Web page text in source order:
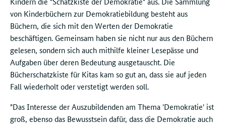
von Kinderbüchern zur Demokratiebildung besteht aus
Büchern, die sich mit den Werten der Demokratie
beschäftigen. Gemeinsam haben sie nicht nur aus den Büchern
gelesen, sondern sich auch mithilfe kleiner Lesepässe und
Aufgaben über deren Bedeutung ausgetauscht. Die
Bücherschatzkiste für Kitas kam so gut an, dass sie auf jeden
Fall wiederholt oder verstetigt werden soll.
"Das Interesse der Auszubildenden am Thema 'Demokratie' ist
groß, ebenso das Bewusstsein dafür, dass die Demokratie auch